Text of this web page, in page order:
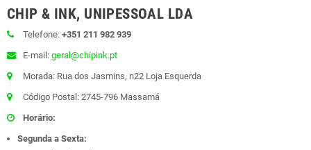
CHIP & INK, UNIPESSOAL LDA
Telefone: +351 211 982 939
E-mail: geral@chipink.pt
Morada: Rua dos Jasmins, n22 Loja Esquerda
Código Postal: 2745-796 Massamá
Horário:
Segunda a Sexta: